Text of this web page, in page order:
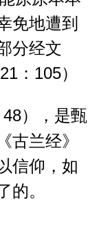
免地遭到
分经文
：105）
48），是甄
兰经》
信仰，如
。